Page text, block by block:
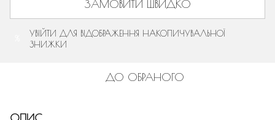
ЗАМОВИТИ ШВИДКО
УВІЙТИ ДЛЯ ВІДОБРАЖЕННЯ НАКОПИЧУВАЛЬНОЇ
ЗНИЖКИ
ДО ОБРАНОГО